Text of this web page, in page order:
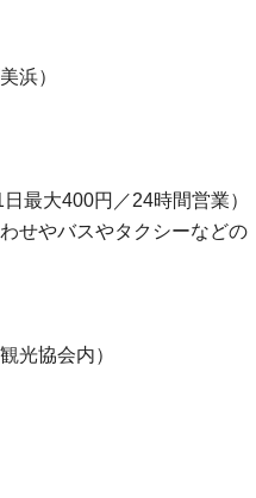
浜）
最大400円／24時間営業）
せやバスやタクシーなどの
光協会内）